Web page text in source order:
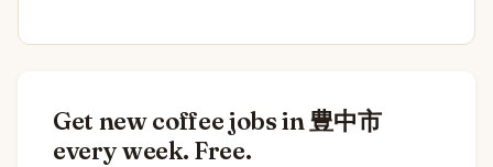
Get new coffee jobs in 豊中市
every week. Free.